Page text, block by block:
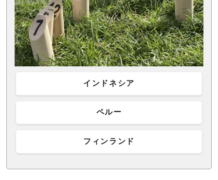
インドネシア
ペルー
フィンランド